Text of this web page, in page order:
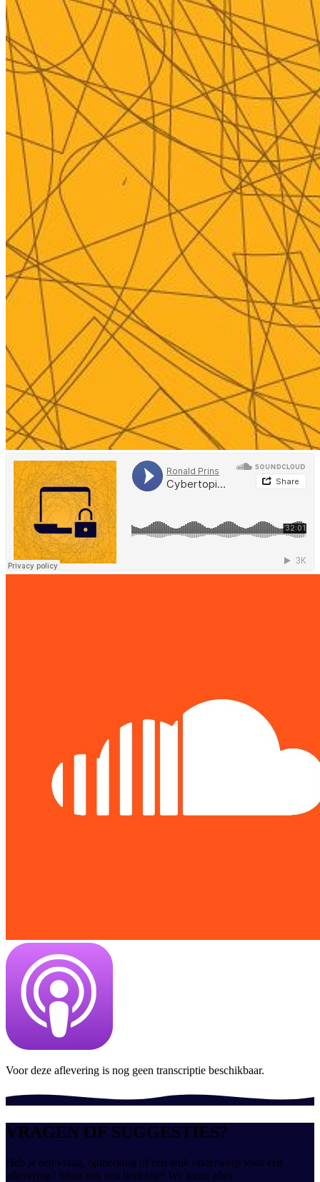
Voor deze aflevering is nog geen transcriptie beschikbaar.
VRAGEN OF SUGGESTIES?
Heb je een vraag, opmerking of een leuk onderwerp voor een
aflevering? Stuur ons een berichtje! We lezen alles.